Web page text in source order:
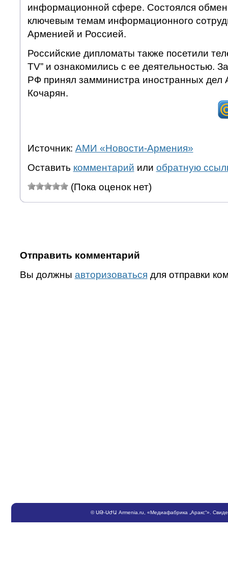
информационной сфере. Состоялся
ключевым темам информационного
Арменией и Россией.
Российские дипломаты также посетили
TV” и ознакомились с ее деятельностью.
РФ принял замминистра иностранных
Кочарян.
Источник: АМИ «Новости-Армения»
Оставить комментарий или обратную
(Пока оценок нет)
Отправить комментарий
Вы должны авторизоваться для отправки
©ՍԹ-ՍԺԱ Armenia.ru , «Медиафабрика „Аракс“».